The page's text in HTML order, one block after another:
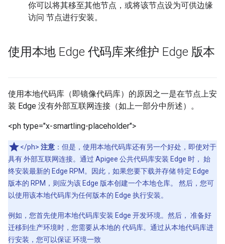
你可以将其移至其他节点，或将该节点设为可供边缘
访问 节点进行安装。
使用本地 Edge 代码库来维护 Edge 版本
使用本地代码库（即镜像代码库）的原因之一是在节点上安
装 Edge 没有外部互联网连接（如上一部分中所述）。
<ph type="x-smartling-placeholder">
</ph> 注意 ：但是，使用本地代码库还有另一个好处，即使对于
具有 外部互联网连接。通过 Apigee 公共代码库安装 Edge 时， 始
终安装最新的 Edge RPM。因此，如果您要下载并存储 特定 Edge
版本的 RPM，则应为该 Edge 版本创建一个本地仓库。 然后，您可
以使用该本地代码库为任何版本的 Edge 执行安装。
例如，您首先使用本地代码库安装 Edge 开发环境。然后， 准备好
迁移到生产环境时，您需要从本地的 代码库。通过从本地代码库进
行安装，您可以保证 环境一致